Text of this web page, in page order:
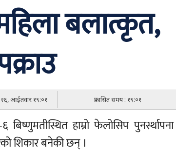
बलात्कृत,
२६, आईतवार १९:०१ प्रकासित समय : १९:०१
हाम्रो फेलोसिप पुनर्स्थापना
शिकार बनेकी छन् ।